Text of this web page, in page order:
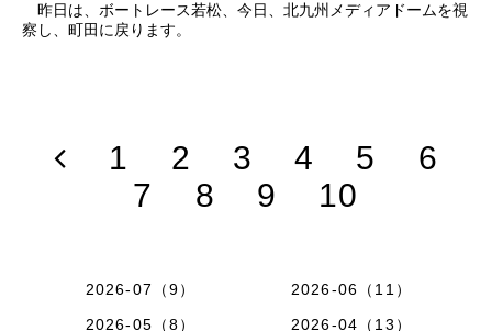
昨日は、ボートレース若松、今日、北九州メディアドームを視
察し、町田に戻ります。
1 2 3 4 5
6
7
8 9 10
2026-07（9）
2026-06（11）
2026-05（8）
2026-04（13）